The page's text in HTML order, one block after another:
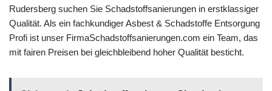
Rudersberg suchen Sie Schadstoffsanierungen in erstklassiger
Qualität. Als ein fachkundiger Asbest & Schadstoffe Entsorgung
Profi ist unser FirmaSchadstoffsanierungen.com ein Team, das
mit fairen Preisen bei gleichbleibend hoher Qualität besticht.